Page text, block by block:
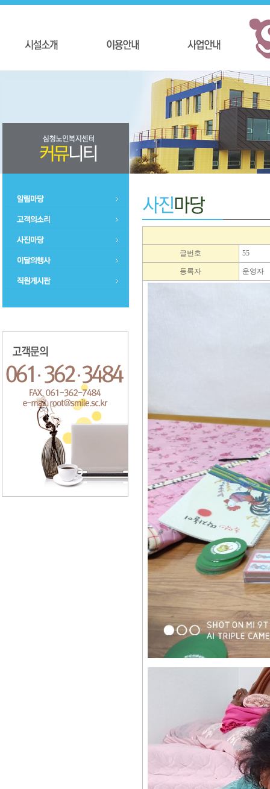
글번호 55
등록자 운영자